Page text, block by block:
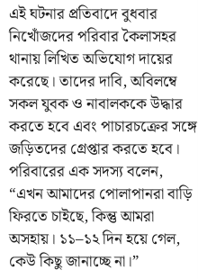
এই ঘটনার প্রতিবাদে বুধবার
নিখোঁজদের পরিবার কৈলাসহর
থানায় লিখিত অভিযোগ দায়ের
করেছে। তাদের দাবি, অবিলম্বে
সকল যুবক ও নাবালককে উদ্ধার
করতে হবে এবং পাচারচক্রের সঙ্গে
জড়িতদের গ্রেপ্তার করতে হবে।
পরিবারের এক সদস্য বলেন,
“এখন আমাদের পোলাপানরা বাড়ি
ফিরতে চাইছে, কিন্তু আমরা
অসহায়। ১১–১২ দিন হয়ে গেল,
কেউ কিছু জানাচ্ছে না।”